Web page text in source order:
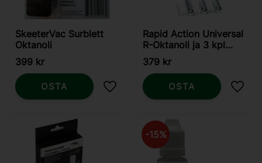
SkeeterVac Surblett
Oktanoli
399 kr
Lisää suosikiksi
OSTA
Rapid Action Universal
R-Oktanoli ja 3 kpl
puhdistuspatruunoja
379 kr
OSTA
15%